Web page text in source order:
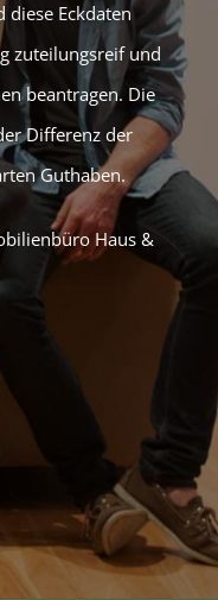
diese Eckdaten
zuteilungsreif und
beantragen. Die
Differenz der
Guthaben.
Haus &